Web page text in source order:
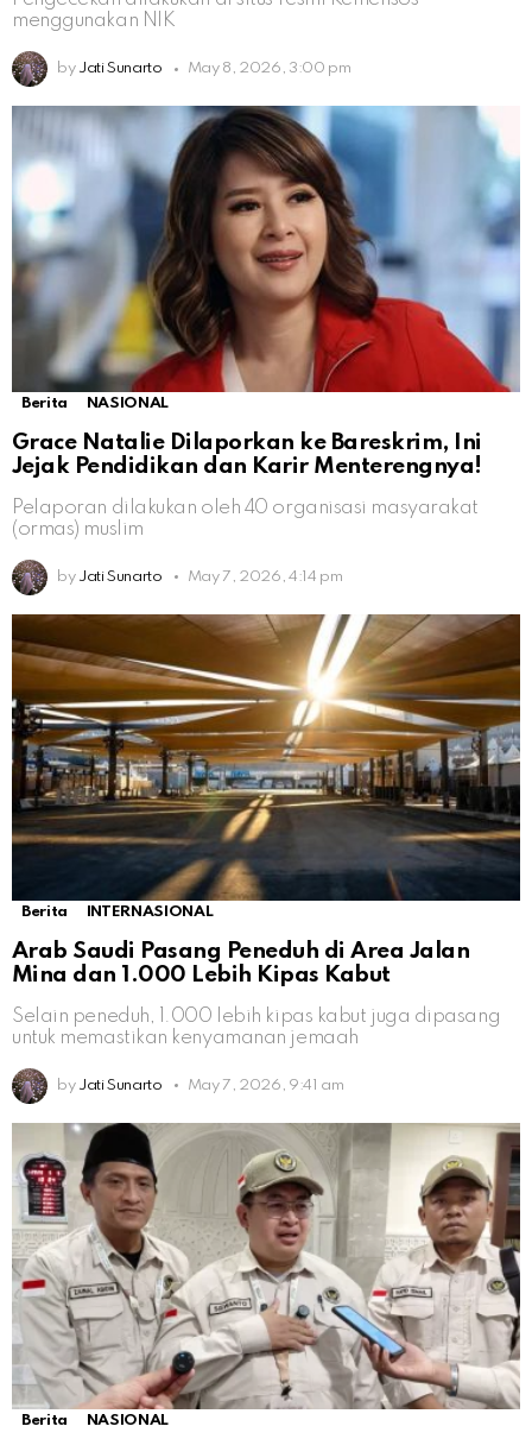
menggunakan NIK
by Jati Sunarto May 8, 2026, 3:00 pm
Berita NASIONAL
Grace Natalie Dilaporkan ke Bareskrim, Ini
Jejak Pendidikan dan Karir Menterengnya!
Pelaporan dilakukan oleh 40 organisasi masyarakat
(ormas) muslim
by Jati Sunarto May 7, 2026, 4:14 pm
Berita INTERNASIONAL
Arab Saudi Pasang Peneduh di Area Jalan
Mina dan 1.000 Lebih Kipas Kabut
Selain peneduh, 1.000 lebih kipas kabut juga dipasang
untuk memastikan kenyamanan jemaah
by Jati Sunarto May 7, 2026, 9:41 am
Berita NASIONAL